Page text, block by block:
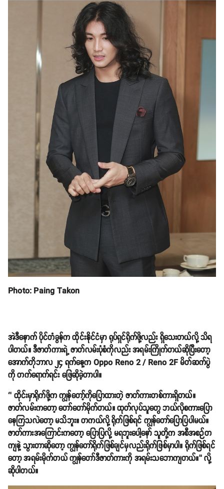
Photo: Paing Takon
အဲဒီနောက် ပိုင်တံခွန်က ထိုင်းနိုင်ငံမှာ ရုပ်ရှင်ရိုက်ဖို့လည်း ရှိသေးတယ်လို့ သိရ
ပါတယ်။ ဒီဇာတ်ကားရဲ့ ဇာတ်လမ်းပုံစံကိုလည်း အရမ်းကြိုက်တယ်ဆိုပြီးတော့
အောက်တိုဘာလ ၂၄ ရက်နေ့က Oppo Reno 2 / Reno 2F မိတ်ဆက်ပွဲ
ကို တက်ရောက်ရင်း ဖြေဆိုခဲ့တာပါ။
‘’ ထိုင်းမှာရိုက်ဖို့က ကျွန်တော့်ကိုပြောထားတဲ့ ဇာတ်ကားတစ်ကားရှိတယ်။
ဇာတ်လမ်းကတော့ တော်တော်မိုက်တယ်။ ထုတ်လုပ်သူတွေ ဘယ်လိုစကားပြော
နေကြသလဲတော့ မသိဘူး။ တကယ်လို့ ရိုက်ဖြစ်ရင် ကျွန်တော်ပြောပြပါမယ်။
ဇာတ်ကားအကြောင်းကတော့ ပြောပြလို့ မရဘူးပေါ့နော် သူတို့က အစီအစဉ်တ
ကျနဲ့ သွားတာဆိုတော့ ကျွန်တော်ရိုက်ဖြစ်ချင်မှလည်းရိုက်ဖြစ်မှာပါ။ ရိုက်ဖြစ်ရင်
တော့ အရမ်းမိုက်တယ် ကျွန်တော်ဒီဇာတ်ကားကို အရမ်းသဘောကျတယ်။’’ လို့
ဆိုပါတယ်။